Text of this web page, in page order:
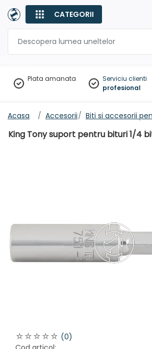
CATEGORII
Plata amanata
Serviciu clienti
profesional
Acasa Accesorii Biti si accesorii
King Tony suport pentru bituri 1/4
(0)